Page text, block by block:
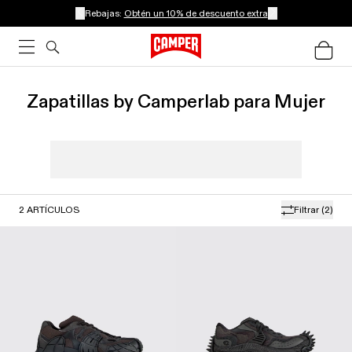
Rebajas: Obtén un 10% de descuento extra
Zapatillas by Camperlab para Mujer
Filtrar (2)
2 ARTÍCULOS